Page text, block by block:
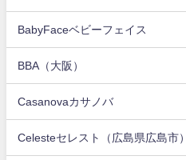
BabyFaceベビーフェイス
BBA（大阪）
Casanovaカサノバ
Celesteセレスト（広島県広島市）